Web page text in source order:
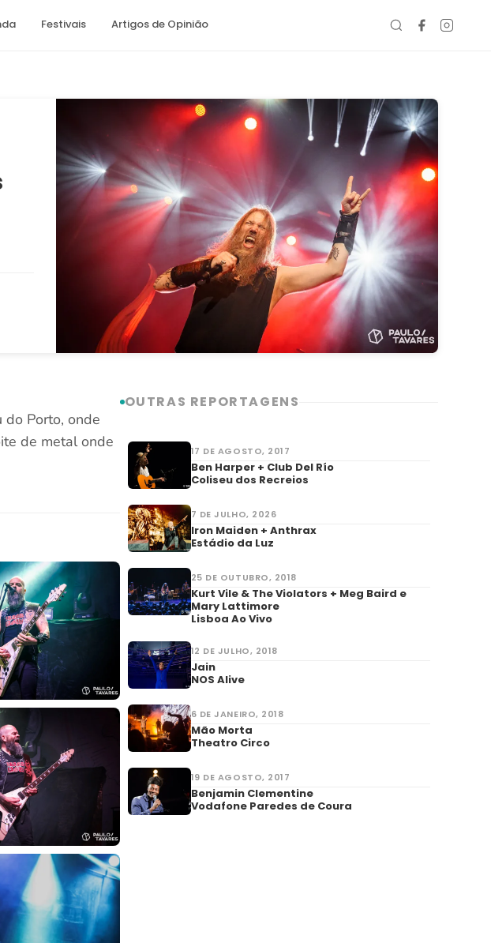
Festivais Artigos de Opinião
do Porto, onde
de metal onde
OUTRAS REPORTAGENS
17 DE AGOSTO, 2017
Ben Harper + Club Del Río
Coliseu dos Recreios
7 DE JULHO, 2026
Iron Maiden + Anthrax
Estádio da Luz
25 DE OUTUBRO, 2018
Kurt Vile & The Violators + Meg Baird e
Mary Lattimore
Lisboa Ao Vivo
12 DE JULHO, 2018
Jain
NOS Alive
6 DE JANEIRO, 2018
Mão Morta
Theatro Circo
19 DE AGOSTO, 2017
Benjamin Clementine
Vodafone Paredes de Coura